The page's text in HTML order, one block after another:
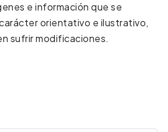
e información que se
orientativo e ilustrativo,
sufrir modificaciones.